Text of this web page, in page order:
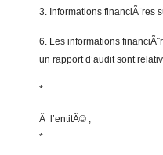
3. Informations financiÃ¨res
6. Les informations
un rapport d’audit sont
*
Ã l’entitÃ© ;
*